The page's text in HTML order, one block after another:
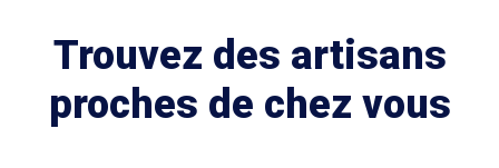
Trouvez des artisans
proches de chez vous